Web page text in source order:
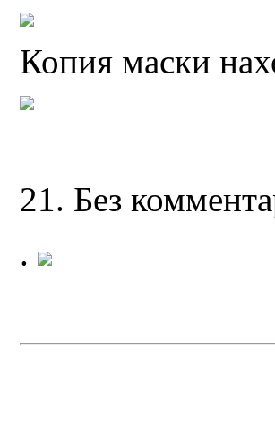
Копия маски
21. Без
.